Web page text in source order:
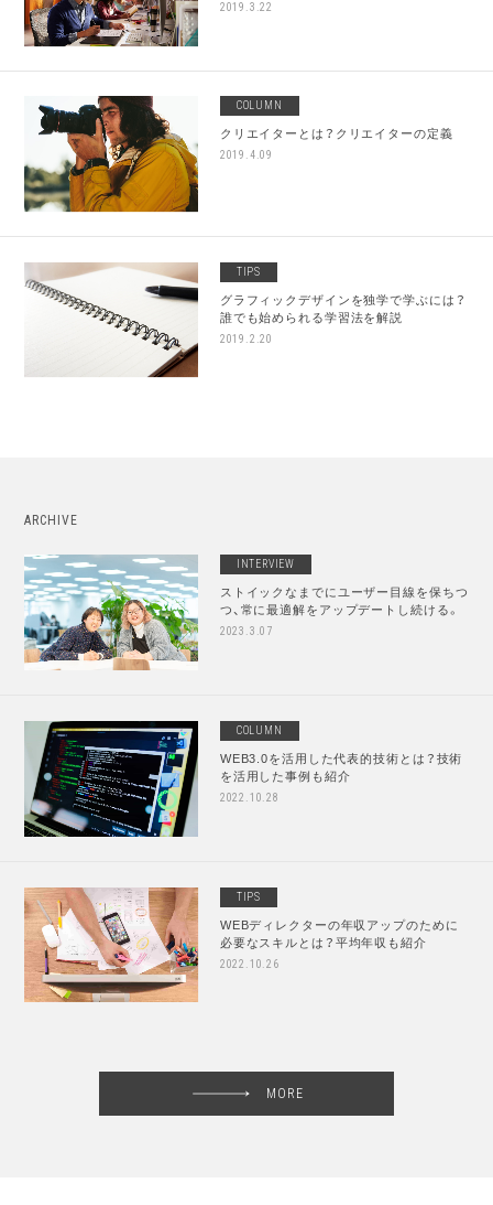
2019.3.22
COLUMN
クリエイターとは？クリエイターの定義
2019.4.09
TIPS
グラフィックデザインを独学で学ぶには？
誰でも始められる学習法を解説
2019.2.20
ARCHIVE
INTERVIEW
ストイックなまでにユーザー目線を保ちつ
つ、常に最適解をアップデートし続ける。
2023.3.07
COLUMN
WEB3.0を活用した代表的技術とは？技術
を活用した事例も紹介
2022.10.28
TIPS
WEBディレクターの年収アップのために
必要なスキルとは？平均年収も紹介
2022.10.26
MORE